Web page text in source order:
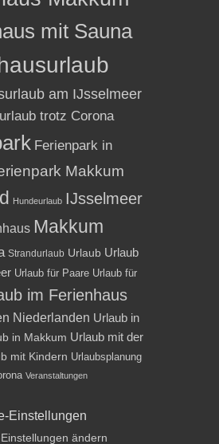
mit Sauna
am IJsselmeer
trotz Corona
Ferienpark in
Makkum
Hundeurlaub IJsselmeer
Makkum
Strandurlaub Urlaub Urlaub
Urlaub für Paare Urlaub für
im Ferienhaus
Niederlanden Urlaub in
in Makkum Urlaub mit der
mit Kindern Urlaubsplanung
Veranstaltungen
Einstellungen
ändern